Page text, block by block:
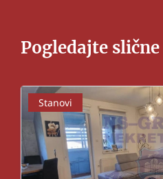
Pogledajte
Stanovi